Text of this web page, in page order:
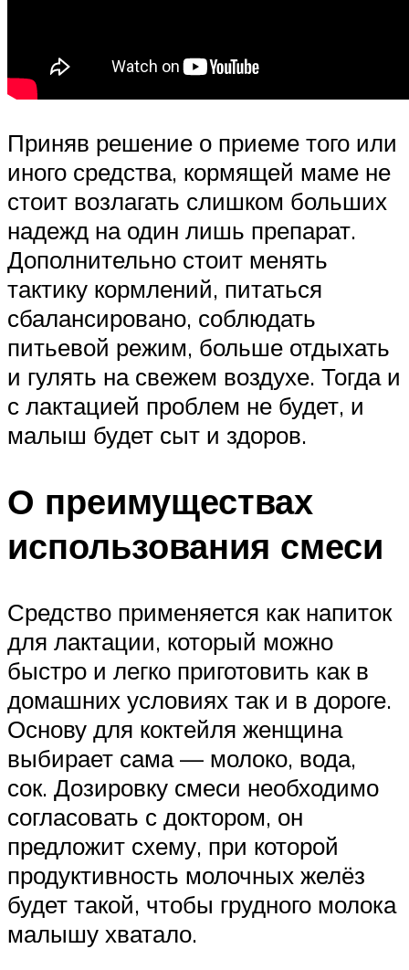
Приняв решение о приеме того или
иного средства, кормящей маме не
стоит возлагать слишком больших
надежд на один лишь препарат.
Дополнительно стоит менять
тактику кормлений, питаться
сбалансировано, соблюдать
питьевой режим, больше отдыхать
и гулять на свежем воздухе. Тогда и
с лактацией проблем не будет, и
малыш будет сыт и здоров.
О преимуществах
использования смеси
Средство применяется как напиток
для лактации, который можно
быстро и легко приготовить как в
домашних условиях так и в дороге.
Основу для коктейля женщина
выбирает сама — молоко, вода,
сок. Дозировку смеси необходимо
согласовать с доктором, он
предложит схему, при которой
продуктивность молочных желёз
будет такой, чтобы грудного молока
малышу хватало.